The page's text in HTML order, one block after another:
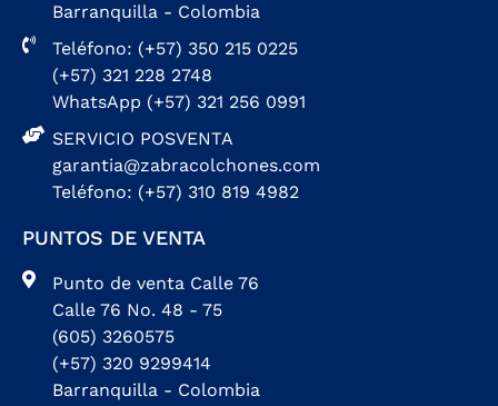
Barranquilla - Colombia
Teléfono: (+57) 350 215 0225
(+57) 321 228 2748
WhatsApp (+57) 321 256 0991
SERVICIO POSVENTA
garantia@zabracolchones.com
Teléfono: (+57) 310 819 4982
PUNTOS DE VENTA
Punto de venta Calle 76
Calle 76 No. 48 - 75
(605) 3260575
(+57) 320 9299414
Barranquilla - Colombia